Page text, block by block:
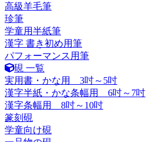
高級羊毛筆
珍筆
学童用半紙筆
漢字 書き初め用筆
パフォーマンス用筆
硯 一覧
実用書・かな用 3吋～5吋
漢字半紙・かな条幅用 6吋～7吋
漢字条幅用 8吋～10吋
篆刻硯
学童向け硯